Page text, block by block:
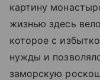
картину
жизнью здесь
которое с
нужды и
заморскую